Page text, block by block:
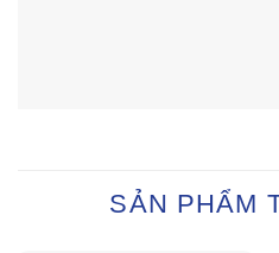
SẢN PHẨM